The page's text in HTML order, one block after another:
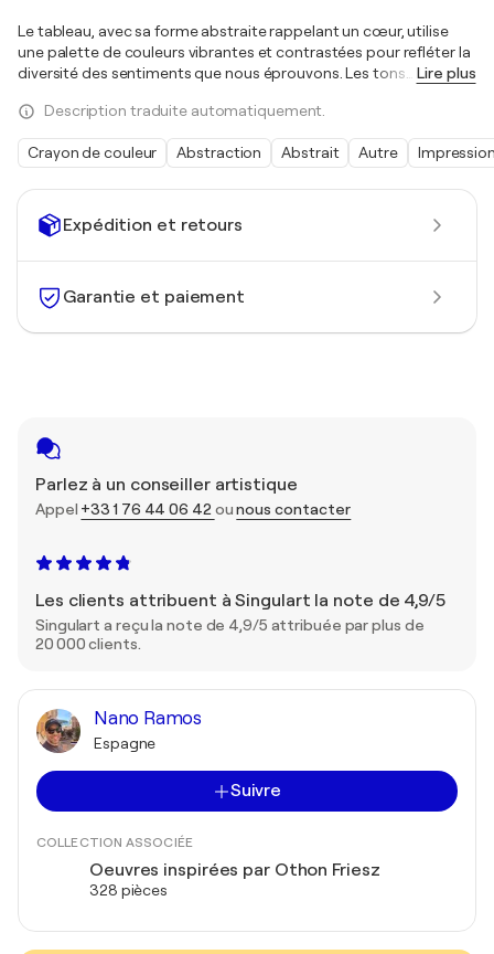
Expédition et retours
Garantie et paiement
Parlez à un conseiller artistique
Appel +33 1 76 44 06 42 ounous contacter
Les clients attribuent à Singulart la note de 4,9/5
Singulart a reçu la note de 4,9/5 attribuée par plus de
20 000 clients.
Nano Ramos
Espagne
Suivre
COLLECTION ASSOCIÉE
Oeuvres inspirées par Othon Friesz
328 pièces
Le tableau, avec sa forme abstraite rappelant un cœur, utilise
une palette de couleurs vibrantes et contrastées pour refléter la
diversité des sentiments que nous éprouvons. Les tons
Lire plus
Description traduite automatiquement.
Crayon de couleur Abstraction Abstrait Autre